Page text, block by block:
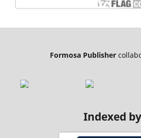
Formosa Publisher
Indexed